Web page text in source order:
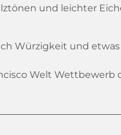
und leichter
Würzigkeit und etwas
Welt